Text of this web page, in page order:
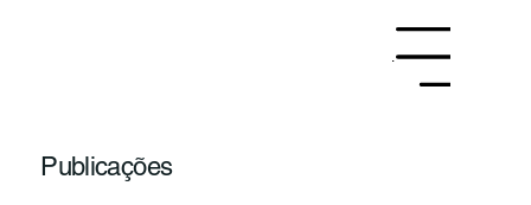
Menu
Publicações